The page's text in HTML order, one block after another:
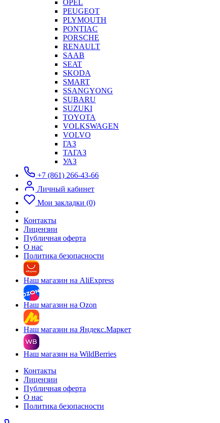
OPEL
PEUGEOT
PLYMOUTH
PONTIAC
PORSCHE
RENAULT
SAAB
SEAT
SKODA
SMART
SSANGYONG
SUBARU
SUZUKI
TOYOTA
VOLKSWAGEN
VOLVO
ГАЗ
ТАГАЗ
УАЗ
+7 (861) 266-43-66
Личный кабинет
Мои закладки (0)
Контакты
Лицензии
Публичная оферта
О нас
Политика безопасности
Наш магазин на AliExpress
Наш магазин на Ozon
Наш магазин на Яндекс.Маркет
Наш магазин на WildBerries
Контакты
Лицензии
Публичная оферта
О нас
Политика безопасности